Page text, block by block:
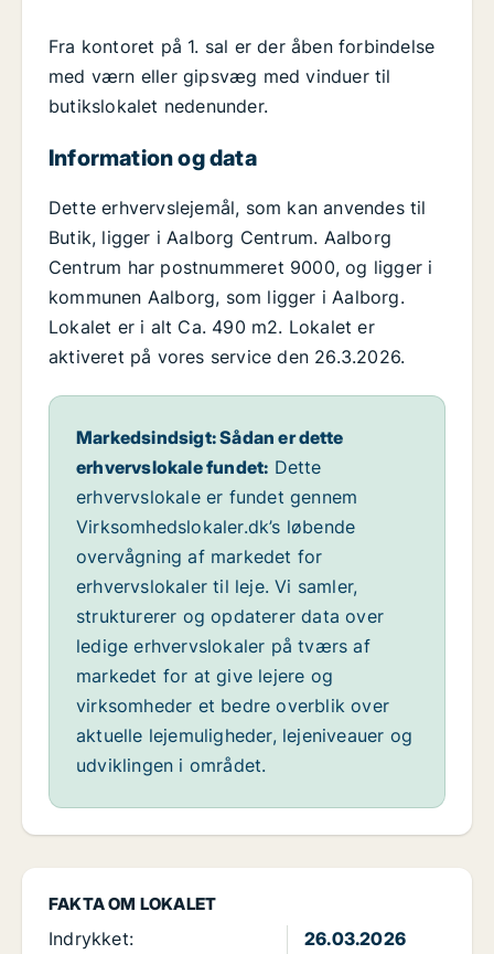
FAKTA OM LOKALET
Indrykket:
26.03.2026
Fra kontoret på 1. sal er der åben forbindelse
med værn eller gipsvæg med vinduer til
butikslokalet nedenunder.
Information og data
Dette erhvervslejemål, som kan anvendes til
Butik, ligger i Aalborg Centrum. Aalborg
Centrum har postnummeret 9000, og ligger i
kommunen Aalborg, som ligger i Aalborg.
Lokalet er i alt Ca. 490 m2. Lokalet er
aktiveret på vores service den 26.3.2026.
Markedsindsigt: Sådan er dette
erhvervslokale fundet: Dette
erhvervslokale er fundet gennem
Virksomhedslokaler.dk’s løbende
overvågning af markedet for
erhvervslokaler til leje. Vi samler,
strukturerer og opdaterer data over
ledige erhvervslokaler på tværs af
markedet for at give lejere og
virksomheder et bedre overblik over
aktuelle lejemuligheder, lejeniveauer og
udviklingen i området.